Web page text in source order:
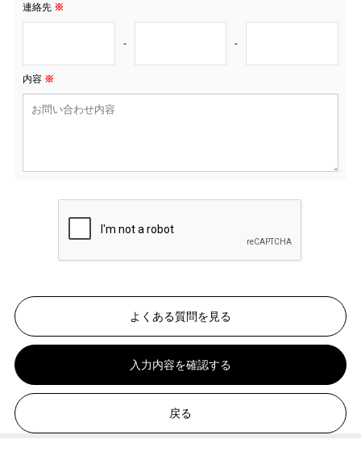
連絡先 ※
- -
内容 ※
よくある質問を見る
入力内容を確認する
戻る